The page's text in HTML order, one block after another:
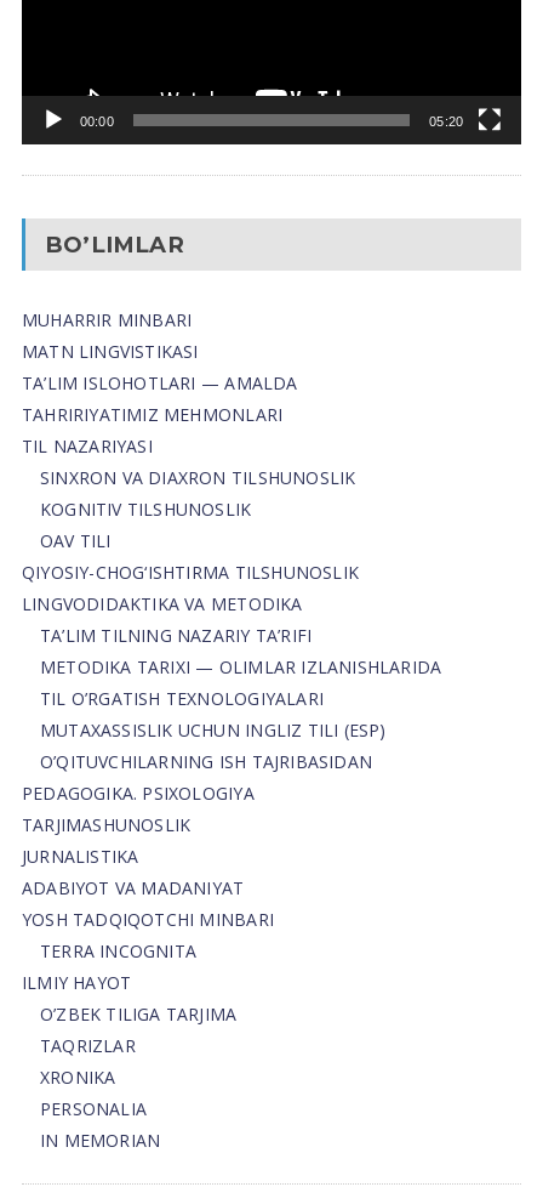
00:00 05:20
BO’LIMLAR
MUHARRIR MINBARI
MATN LINGVISTIKASI
TA’LIM ISLOHOTLARI — AMALDA
TAHRIRIYATIMIZ MEHMONLARI
TIL NAZARIYASI
SINXRON VA DIAXRON TILSHUNOSLIK
KOGNITIV TILSHUNOSLIK
OAV TILI
QIYOSIY-CHOG‘ISHTIRMA TILSHUNOSLIK
LINGVODIDAKTIKA VA METODIKA
TA’LIM TILNING NAZARIY TA’RIFI
METODIKA TARIXI — OLIMLAR IZLANISHLARIDA
TIL O’RGATISH TEXNOLOGIYALARI
MUTAXASSISLIK UCHUN INGLIZ TILI (ESP)
O’QITUVCHILARNING ISH TAJRIBASIDAN
PEDAGOGIKA. PSIXOLOGIYA
TARJIMASHUNOSLIK
JURNALISTIKA
ADABIYOT VA MADANIYAT
YOSH TADQIQOTCHI MINBARI
TERRA INCOGNITA
ILMIY HAYOT
O’ZBEK TILIGA TARJIMA
TAQRIZLAR
XRONIKA
PERSONALIA
IN MEMORIAN